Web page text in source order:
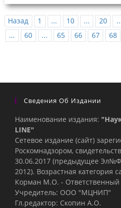
Назад 1 ... 10 ... 20
...
60 ... 65 66 67 68
Сведения Об Издании
Наименование издания:
LINE"
Сетевое издание (сайт)
Роскомнадзором,
30.06.2017 (предыдущее
2012). Возрастная категория
Корман М.О. - Ответственный
Учредитель: ООО "МЦНИП"
Гл.редактор: Скопин А.О.